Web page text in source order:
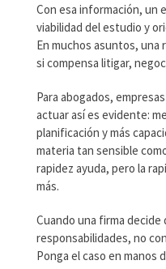
Con esa información, un
viabilidad del estudio y
En muchos asuntos,
si compensa litigar,
Para abogados,
actuar así es evidente:
planificación y más
materia tan sensible
rapidez ayuda, pero la
más.
Cuando una firma decide
responsabilidades, no
Ponga el caso en manos